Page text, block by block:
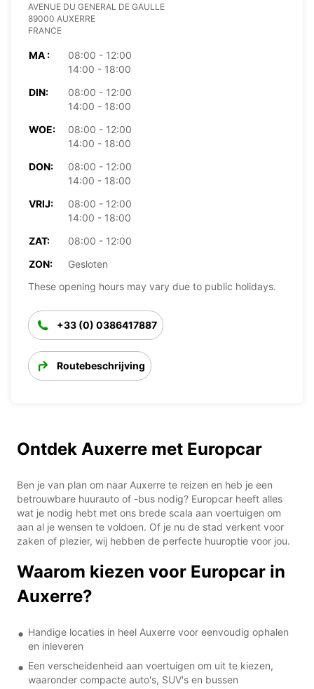
AVENUE DU GENERAL DE GAULLE
89000 AUXERRE
FRANCE
MA :
08:00 - 12:00
14:00 - 18:00
DIN:
08:00 - 12:00
14:00 - 18:00
WOE:
08:00 - 12:00
14:00 - 18:00
DON:
08:00 - 12:00
14:00 - 18:00
VRIJ:
08:00 - 12:00
14:00 - 18:00
ZAT:
08:00 - 12:00
ZON:
Gesloten
These opening hours may vary due to public holidays.
+33 (0) 0386417887
Routebeschrijving
Ontdek Auxerre met Europcar
Ben je van plan om naar Auxerre te reizen en heb je een
betrouwbare huurauto of -bus nodig? Europcar heeft alles
wat je nodig hebt met ons brede scala aan voertuigen om
aan al je wensen te voldoen. Of je nu de stad verkent voor
zaken of plezier, wij hebben de perfecte huuroptie voor jou.
Waarom kiezen voor Europcar in
Auxerre?
Handige locaties in heel Auxerre voor eenvoudig ophalen
en inleveren
Een verscheidenheid aan voertuigen om uit te kiezen,
waaronder compacte auto's, SUV's en bussen